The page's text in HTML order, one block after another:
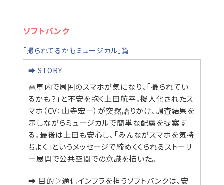
ソフトバンク
「撮られてるかもミュージカル」篇
➡ STORY
電車内で周囲のスマホが気になり、「撮られてい
るかも？」と不安を抱く上田航平。擬人化されたス
マホ（CV：山寺宏一）が突然語りかけ、調査結果を
示しながらミュージカルで簡単な配慮を提案す
る。最後は上田も安心し、「みんながスマホを気持
ちよく」というメッセージで締めくくられるストーリ
ー展開で公共空間での意識を描いた。
➡ 目的▷通信インフラを担うソフトバンクは、安